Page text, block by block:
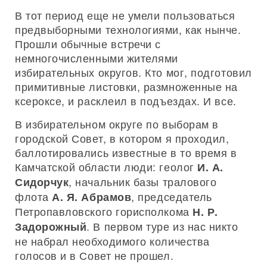
В тот период еще не умели пользоваться
предвыборными технологиями, как нынче.
Прошли обычные встречи с
немногочисленными жителями
избирательных округов. Кто мог, подготовил
примитивные листовки, размноженные на
ксероксе, и расклеил в подъездах. И все.
В избирательном округе по выборам в
городской Совет, в котором я проходил,
баллотировались известные в то время в
Камчатской области люди: геолог И. А.
Сидорчук, начальник базы тралового
флотаА. Я. Абрамов, председатель
Петропавловского горисполкома Н. Р.
Задорожный. В первом туре из нас никто
не набрал необходимого количества
голосов и в Совет не прошел.